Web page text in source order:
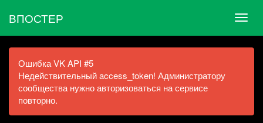
ВПОСТЕР
Ошибка VK API #5
Недействительный access_token! Администратору
сообщества нужно авторизоваться на сервисе
повторно.